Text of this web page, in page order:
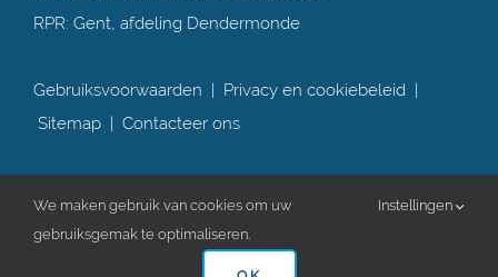
RPR: Gent, afdeling Dendermonde
Gebruiksvoorwaarden | Privacy en cookiebeleid |
Sitemap| Contacteer ons
We maken gebruik van cookies om uw
gebruiksgemak te optimaliseren.
Instellingen